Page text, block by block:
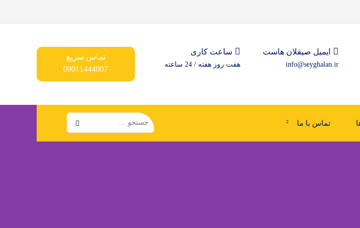
ایمیل صیقلان هاست
info@seyghalan.ir
ساعت کاری
هفت روز هفته / 24 ساعته
تماس سریع
09011444007
تماس با ما